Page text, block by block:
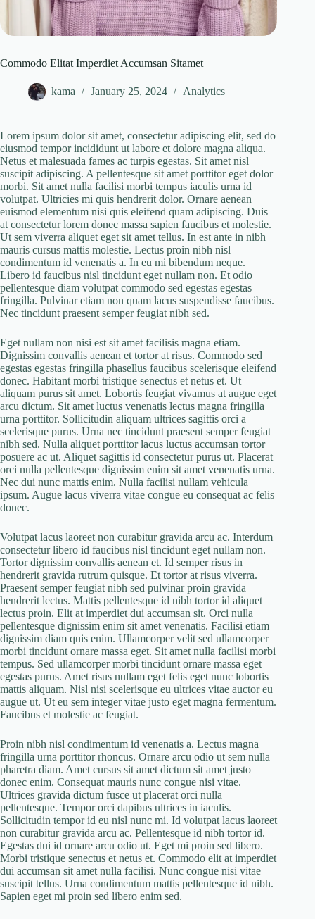
Commodo Elitat Imperdiet Accumsan Sitamet
kama January 25, 2024 Analytics
Lorem ipsum dolor sit amet, consectetur adipiscing elit, sed do
eiusmod tempor incididunt ut labore et dolore magna aliqua.
Netus et malesuada fames ac turpis egestas. Sit amet nisl
suscipit adipiscing. A pellentesque sit amet porttitor eget dolor
morbi. Sit amet nulla facilisi morbi tempus iaculis urna id
volutpat. Ultricies mi quis hendrerit dolor. Ornare aenean
euismod elementum nisi quis eleifend quam adipiscing. Duis
at consectetur lorem donec massa sapien faucibus et molestie.
Ut sem viverra aliquet eget sit amet tellus. In est ante in nibh
mauris cursus mattis molestie. Lectus proin nibh nisl
condimentum id venenatis a. In eu mi bibendum neque.
Libero id faucibus nisl tincidunt eget nullam non. Et odio
pellentesque diam volutpat commodo sed egestas egestas
fringilla. Pulvinar etiam non quam lacus suspendisse faucibus.
Nec tincidunt praesent semper feugiat nibh sed.
Eget nullam non nisi est sit amet facilisis magna etiam.
Dignissim convallis aenean et tortor at risus. Commodo sed
egestas egestas fringilla phasellus faucibus scelerisque eleifend
donec. Habitant morbi tristique senectus et netus et. Ut
aliquam purus sit amet. Lobortis feugiat vivamus at augue eget
arcu dictum. Sit amet luctus venenatis lectus magna fringilla
urna porttitor. Sollicitudin aliquam ultrices sagittis orci a
scelerisque purus. Urna nec tincidunt praesent semper feugiat
nibh sed. Nulla aliquet porttitor lacus luctus accumsan tortor
posuere ac ut. Aliquet sagittis id consectetur purus ut. Placerat
orci nulla pellentesque dignissim enim sit amet venenatis urna.
Nec dui nunc mattis enim. Nulla facilisi nullam vehicula
ipsum. Augue lacus viverra vitae congue eu consequat ac felis
donec.
Volutpat lacus laoreet non curabitur gravida arcu ac. Interdum
consectetur libero id faucibus nisl tincidunt eget nullam non.
Tortor dignissim convallis aenean et. Id semper risus in
hendrerit gravida rutrum quisque. Et tortor at risus viverra.
Praesent semper feugiat nibh sed pulvinar proin gravida
hendrerit lectus. Mattis pellentesque id nibh tortor id aliquet
lectus proin. Elit at imperdiet dui accumsan sit. Orci nulla
pellentesque dignissim enim sit amet venenatis. Facilisi etiam
dignissim diam quis enim. Ullamcorper velit sed ullamcorper
morbi tincidunt ornare massa eget. Sit amet nulla facilisi morbi
tempus. Sed ullamcorper morbi tincidunt ornare massa eget
egestas purus. Amet risus nullam eget felis eget nunc lobortis
mattis aliquam. Nisl nisi scelerisque eu ultrices vitae auctor eu
augue ut. Ut eu sem integer vitae justo eget magna fermentum.
Faucibus et molestie ac feugiat.
Proin nibh nisl condimentum id venenatis a. Lectus magna
fringilla urna porttitor rhoncus. Ornare arcu odio ut sem nulla
pharetra diam. Amet cursus sit amet dictum sit amet justo
donec enim. Consequat mauris nunc congue nisi vitae.
Ultrices gravida dictum fusce ut placerat orci nulla
pellentesque. Tempor orci dapibus ultrices in iaculis.
Sollicitudin tempor id eu nisl nunc mi. Id volutpat lacus laoreet
non curabitur gravida arcu ac. Pellentesque id nibh tortor id.
Egestas dui id ornare arcu odio ut. Eget mi proin sed libero.
Morbi tristique senectus et netus et. Commodo elit at imperdiet
dui accumsan sit amet nulla facilisi. Nunc congue nisi vitae
suscipit tellus. Urna condimentum mattis pellentesque id nibh.
Sapien eget mi proin sed libero enim sed.